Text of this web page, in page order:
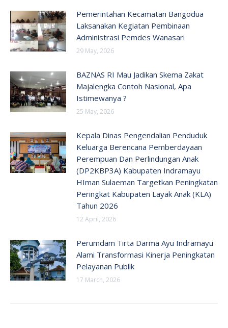
Pemerintahan Kecamatan Bangodua
Laksanakan Kegiatan Pembinaan
Administrasi Pemdes Wanasari
29 May, 2026
BAZNAS RI Mau Jadikan Skema Zakat
Majalengka Contoh Nasional, Apa
Istimewanya ?
25 May, 2026
Kepala Dinas Pengendalian Penduduk
Keluarga Berencana Pemberdayaan
Perempuan Dan Perlindungan Anak
(DP2KBP3A) Kabupaten Indramayu
HIman Sulaeman Targetkan Peningkatan
Peringkat Kabupaten Layak Anak (KLA)
Tahun 2026
12 April, 2026
Perumdam Tirta Darma Ayu Indramayu
Alami Transformasi Kinerja Peningkatan
Pelayanan Publik
17 March, 2026